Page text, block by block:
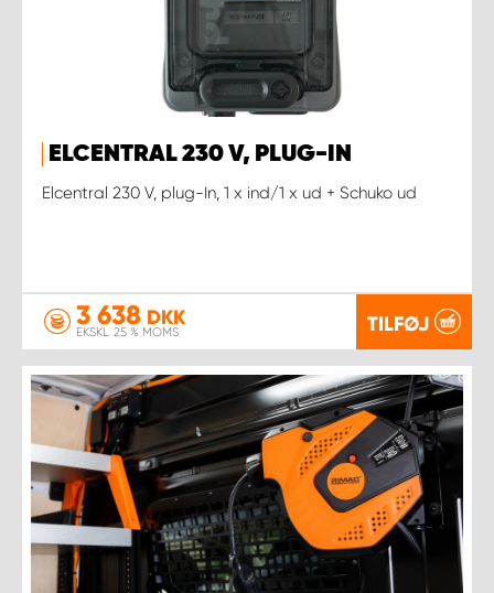
ELCENTRAL 230 V, PLUG-IN
Elcentral 230 V, plug-In, 1 x ind/1 x ud + Schuko ud
3 638 DKK
EKSKL. 25 % MOMS TILFØJ